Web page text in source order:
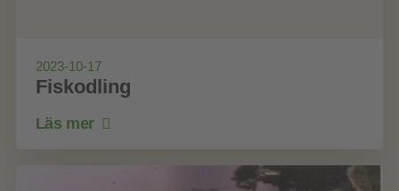
2023-10-17
Fiskodling
Läs mer